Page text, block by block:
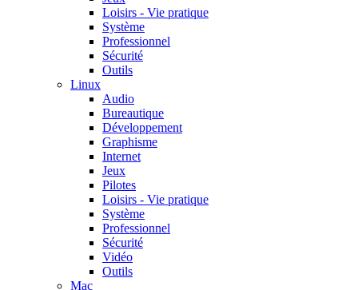
Loisirs - Vie pratique
Système
Professionnel
Sécurité
Outils
Linux
Audio
Bureautique
Développement
Graphisme
Internet
Jeux
Pilotes
Loisirs - Vie pratique
Système
Professionnel
Sécurité
Vidéo
Outils
Mac